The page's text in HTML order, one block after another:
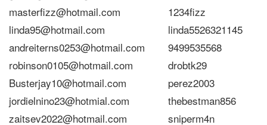
masterfizz@hotmail.com
1234fizz
linda95@hotmail.com
linda5526321145
andreiterns0253@hotmail.com
9499535568
robinson0105@hotmail.com
drobtk29
Busterjay10@hotmail.com
perez2003
jordielnino23@hotmial.com
thebestman856
zaitsev2022@hotmail.com
sniperm4n